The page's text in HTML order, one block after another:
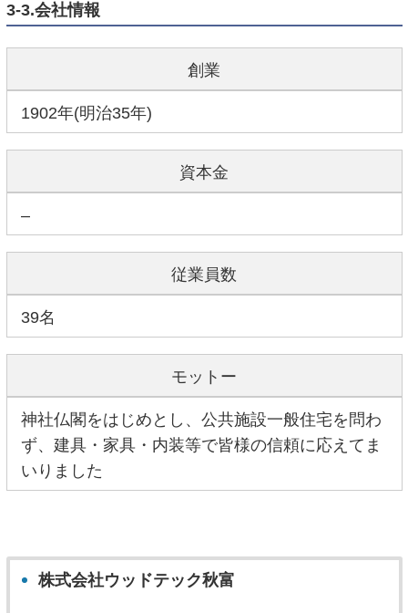
3-3.会社情報
創業
1902年(明治35年)
資本金
–
従業員数
39名
モットー
神社仏閣をはじめとし、公共施設一般住宅を問わ
ず、建具・家具・内装等で皆様の信頼に応えてま
いりました
株式会社ウッドテック秋富